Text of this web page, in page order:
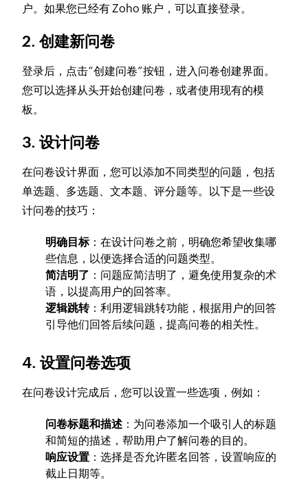
户。如果您已经有 Zoho 账户，可以直接登录。
2. 创建新问卷
登录后，点击“创建问卷”按钮，进入问卷创建界面。
您可以选择从头开始创建问卷，或者使用现有的模
板。
3. 设计问卷
在问卷设计界面，您可以添加不同类型的问题，包括
单选题、多选题、文本题、评分题等。以下是一些设
计问卷的技巧：
明确目标：在设计问卷之前，明确您希望收集哪
些信息，以便选择合适的问题类型。
简洁明了 ：问题应简洁明了，避免使用复杂的术
语，以提高用户的回答率。
逻辑跳转：利用逻辑跳转功能，根据用户的回答
引导他们回答后续问题，提高问卷的相关性。
4. 设置问卷选项
在问卷设计完成后，您可以设置一些选项，例如：
问卷标题和描述 ：为问卷添加一个吸引人的标题
和简短的描述，帮助用户了解问卷的目的。
响应设置 ：选择是否允许匿名回答，设置响应的
截止日期等。